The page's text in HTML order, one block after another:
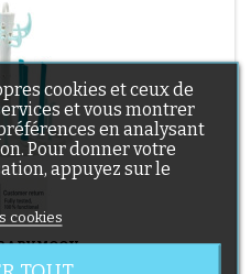
cookies et ceux de
et vous montrer
en analysant
Pour donner votre
appuyez sur le
cookies